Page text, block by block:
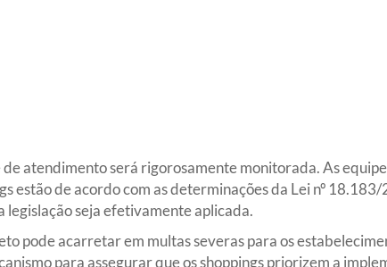
atendimento será rigorosamente monitorada. As
estão de acordo com as determinações da Lei nº 18.183/
seja efetivamente aplicada.
pode acarretar em multas severas para os
para assegurar que os shoppings priorizem a